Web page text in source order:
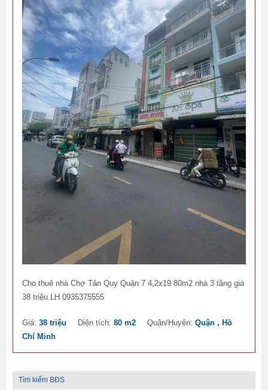
Cho thuê nhà Chợ Tân Quy Quận 7 4,2x19 80m2 nhà 3 tầng giá
38 triệu LH 0935375555
Giá:38 triệu Diện tích:80 m2 Quận/Huyện:Quận , Hồ
Chí Minh
Tìm kiếm BĐS